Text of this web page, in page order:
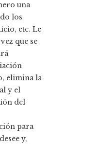
una
los
etc. Le
que se
elimina la
y el
del
para
y,